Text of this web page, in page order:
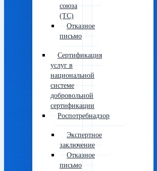
союза
(ТС)
Отказное
письмо
Сертификация
услуг в
национальной
системе
добровольной
сертификации
Роспотребнадзор
Экспертное
заключение
Отказное
письмо